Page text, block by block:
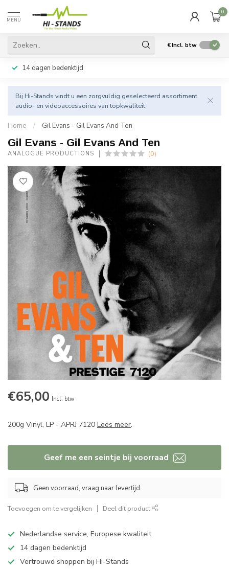
MENU
0
€Incl. btw
14 dagen bedenktijd
Bij Hi-Stands vindt u een zorgvuldig geselecteerd assortiment
audio- en videoaccessoires van topkwaliteit.
Home / Gil Evans - Gil Evans And Ten
Gil Evans - Gil Evans And Ten
ANALOGUE PRODUCTIONS (0)
€65,00 Incl. btw
200g Vinyl, LP - APRJ 7120 Lees meer.
Geef me een seintje bij voorraad
Geen voorraad, vraag naar levertijd.
Toevoegen om te vergelijken Deel dit product
Nederlandse service, Europese kwaliteit
14 dagen bedenktijd
Vertrouwd shoppen bij Hi-Stands